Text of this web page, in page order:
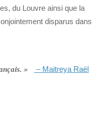
du Louvre ainsi que la
disparus dans
»
– Maitreya Raël